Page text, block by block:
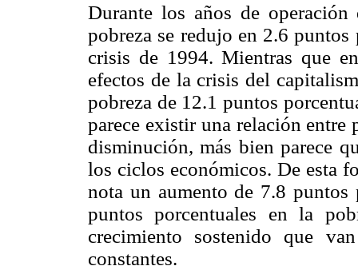
Durante los años de
pobreza se redujo en 2.6
crisis de 1994. Mientras que
efectos de la crisis del
pobreza de 12.1 puntos
parece existir una relación entre
disminución, más bien parece
los ciclos económicos. De esta
nota un aumento de 7.8
puntos porcentuales en la
crecimiento sostenido que
constantes.